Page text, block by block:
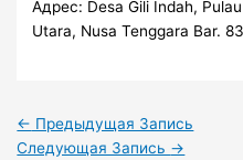
Адрес: Desa Gili Indah,
Utara, Nusa Tenggara Bar.
← Предыдущая Запись
Следующая Запись →